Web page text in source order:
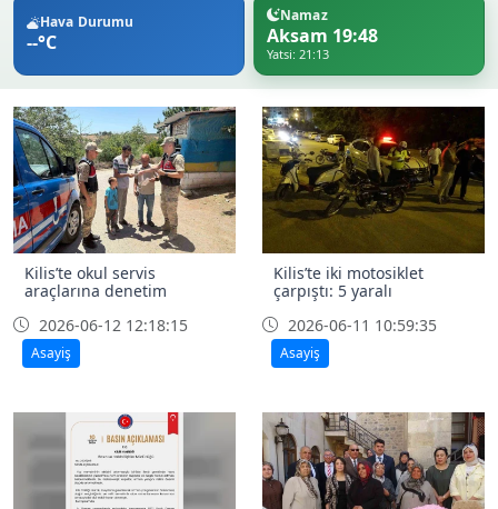
Hava Durumu
--°C
Namaz
Aksam 19:48
Yatsi: 21:13
Kilis’te okul servis
araçlarına denetim
2026-06-12 12:18:15
Asayiş
Kilis’te iki motosiklet
çarpıştı: 5 yaralı
2026-06-11 10:59:35
Asayiş